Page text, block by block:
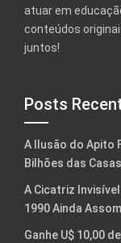
atuar em
conteúdos
juntos!
Posts
A Ilusão do Apito
Bilhões das
A Cicatriz
1990 Ainda
Ganhe U$ 10,00